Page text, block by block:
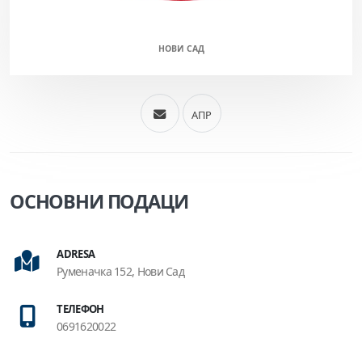
НОВИ САД
АПР
ОСНОВНИ ПОДАЦИ
ADRESA
Руменачка 152, Нови Сад
ТЕЛЕФОН
0691620022